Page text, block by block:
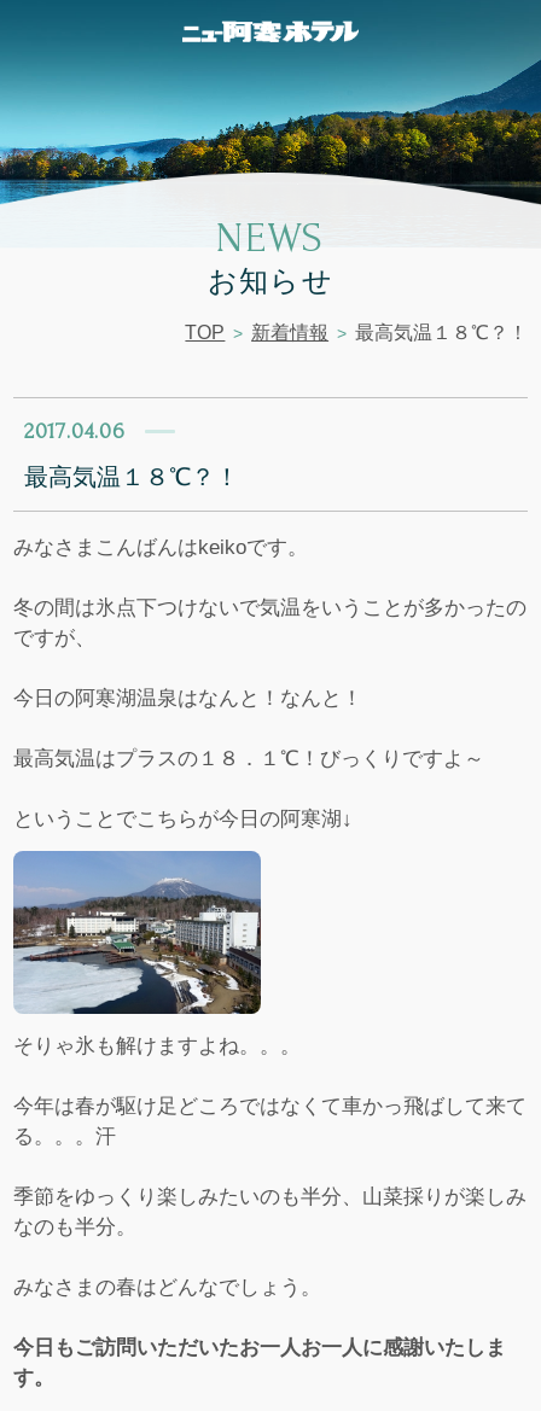
NEWS
お知らせ
TOP 新着情報 最高気温１８℃？！
2017.04.06
最高気温１８℃？！
みなさまこんばんはkeikoです。
冬の間は氷点下つけないで気温をいうことが多かったの
ですが、
今日の阿寒湖温泉はなんと！なんと！
最高気温はプラスの１８．１℃！びっくりですよ～
ということでこちらが今日の阿寒湖↓
そりゃ氷も解けますよね。。。
今年は春が駆け足どころではなくて車かっ飛ばして来て
る。。。汗
季節をゆっくり楽しみたいのも半分、山菜採りが楽しみ
なのも半分。
みなさまの春はどんなでしょう。
今日もご訪問いただいたお一人お一人に感謝いたしま
す。